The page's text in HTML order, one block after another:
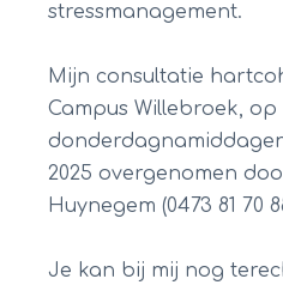
stressmanagement.
Mijn consultatie
Campus Willebroek, op
2025 overgenomen
Huynegem (0473 81 70
Je kan bij mij nog